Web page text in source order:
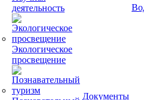
деятельность
Экологическое
просвещение
Документы